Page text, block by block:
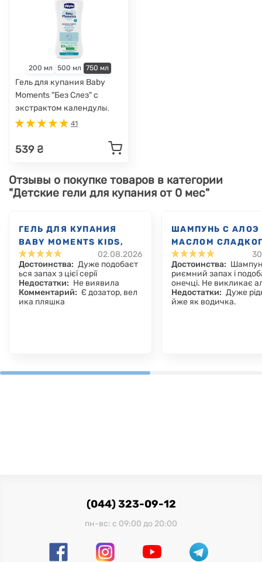
200 мл 500 мл 750 мл
Гель для купания Baby
Moments "Без Слез" с
экстрактом календулы,
750 мл
41
539 ₴
Отзывы о покупке товаров в категории
"Детские гели для купания от 0 мес"
ГЕЛЬ ДЛЯ КУПАНИЯ
BABY MOMENTS KIDS,
500 МЛ
02.08.2026
Достоинства: Дуже подобаєт
ься запах з цієї серії
Недостатки: Не виявила
Комментарий: Є дозатор, вел
ика пляшка
ШАМПУНЬ С АЛОЭ
МАСЛОМ
МИНДАЛЯ
SENSATION "БЕЗ
500 МЛ
Достоинства:
риємний запах і
онечці. Не викликає
Недостатки: Дуже
йже як водичка.
(044) 323-09-12
пн-вс: с 09:00 до 20:00